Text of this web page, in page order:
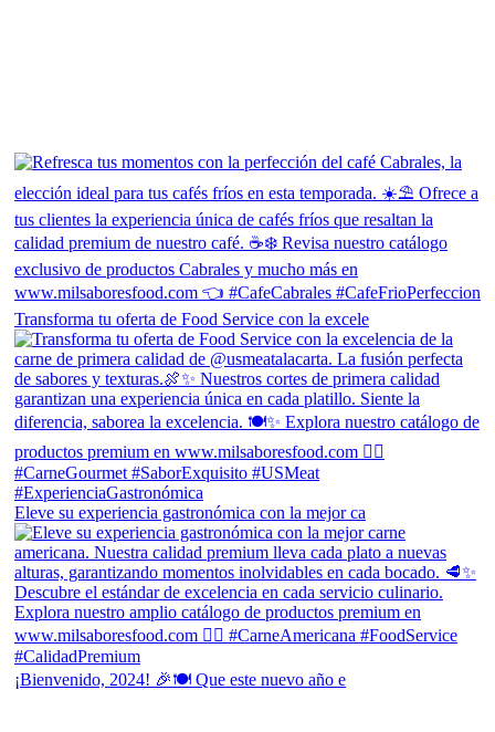
Transforma tu oferta de Food Service con la excele
Eleve su experiencia gastronómica con la mejor ca
¡Bienvenido, 2024! 🎉🍽 Que este nuevo año e